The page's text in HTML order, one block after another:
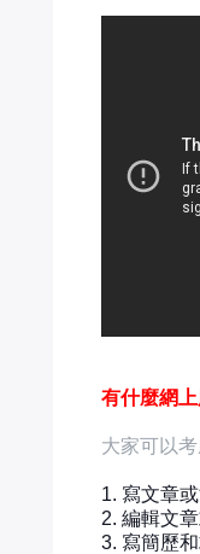
有什麼網
大家可以
1. 寫文章
2. 編輯文
3. 寫簡歷